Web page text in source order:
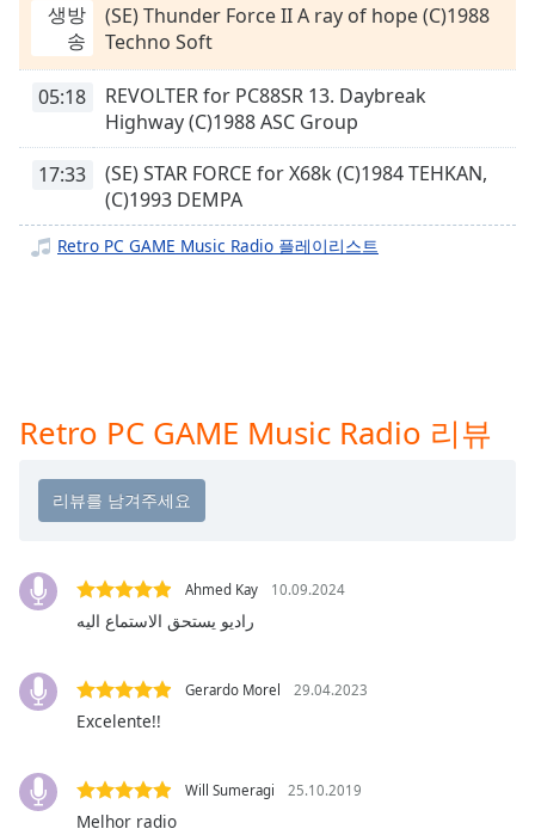
Chapters
Descriptions
descriptions
selected
subtitles
off,
Picture-
in-
Picture
This
window.
Beginning
생방
송
(SE) Thunder Force II A ray of hope (C)1988
Techno Soft
05:18
REVOLTER for PC88SR 13. Daybreak
Highway (C)1988 ASC Group
17:33
(SE) STAR FORCE for X68k (C)1984 TEHKAN,
(C)1993 DEMPA
Retro PC GAME Music Radio 플레이리스트
Retro PC GAME Music Radio 리뷰
Ahmed Kay 10.09.2024
راديو يستحق الاستماع اليه
Gerardo Morel 29.04.2023
Excelente!!
Will Sumeragi 25.10.2019
Melhor radio